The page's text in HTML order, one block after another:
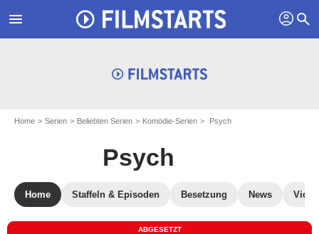
menu profil search
Home Serien Beliebten Serien Komödie-Serien Psych
Psych
Home Staffeln & Episoden Besetzung News
ABGESETZT